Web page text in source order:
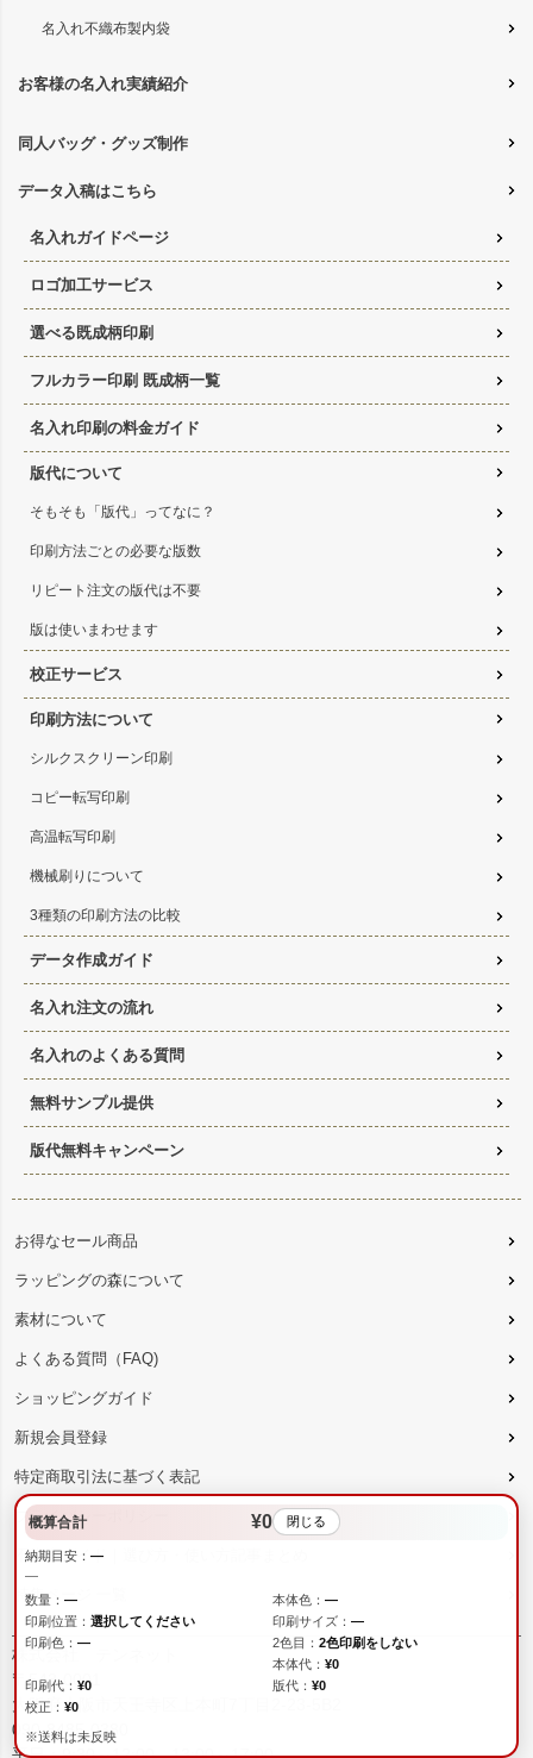
概算合計 ¥0 閉じる
納期目安： —
—
数量： — 本体色： —
印刷位置： 選択してください 印刷サイズ： —
印刷色： — 2色目： 2色印刷をしない
本体代： ¥0
印刷代： ¥0 版代： ¥0
校正： ¥0
※送料は未反映
名入れ不織布製内袋
お客様の名入れ実績紹介
同人バッグ・グッズ制作
データ入稿はこちら
名入れガイドページ
ロゴ加工サービス
選べる既成柄印刷
フルカラー印刷 既成柄一覧
名入れ印刷の料金ガイド
版代について
そもそも「版代」ってなに？
印刷方法ごとの必要な版数
リピート注文の版代は不要
版は使いまわせます
校正サービス
印刷方法について
シルクスクリーン印刷
コピー転写印刷
高温転写印刷
機械刷りについて
3種類の印刷方法の比較
データ作成ガイド
名入れ注文の流れ
名入れのよくある質問
無料サンプル提供
版代無料キャンペーン
お得なセール商品
ラッピングの森について
素材について
よくある質問（FAQ)
ショッピングガイド
新規会員登録
特定商取引法に基づく表記
プライバシーポリシー
不織布ガイド｜選び方・使い方記事まとめ
特集ページ 一覧
株式会社 テンネット
〒543-0001
大阪府大阪市天王寺区上本町7丁目2-23-5B2
090-8485-0380